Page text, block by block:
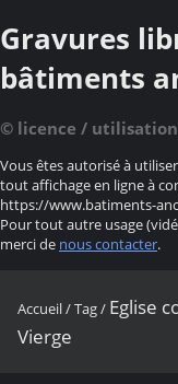
Gravures
bâtiments
© licence / utilisation
Vous êtes autorisé à
tout affichage en ligne à
https://www.batiments-
Pour tout autre usage
merci de nous contacter.
Accueil/Tag/ Eglise
Vierge